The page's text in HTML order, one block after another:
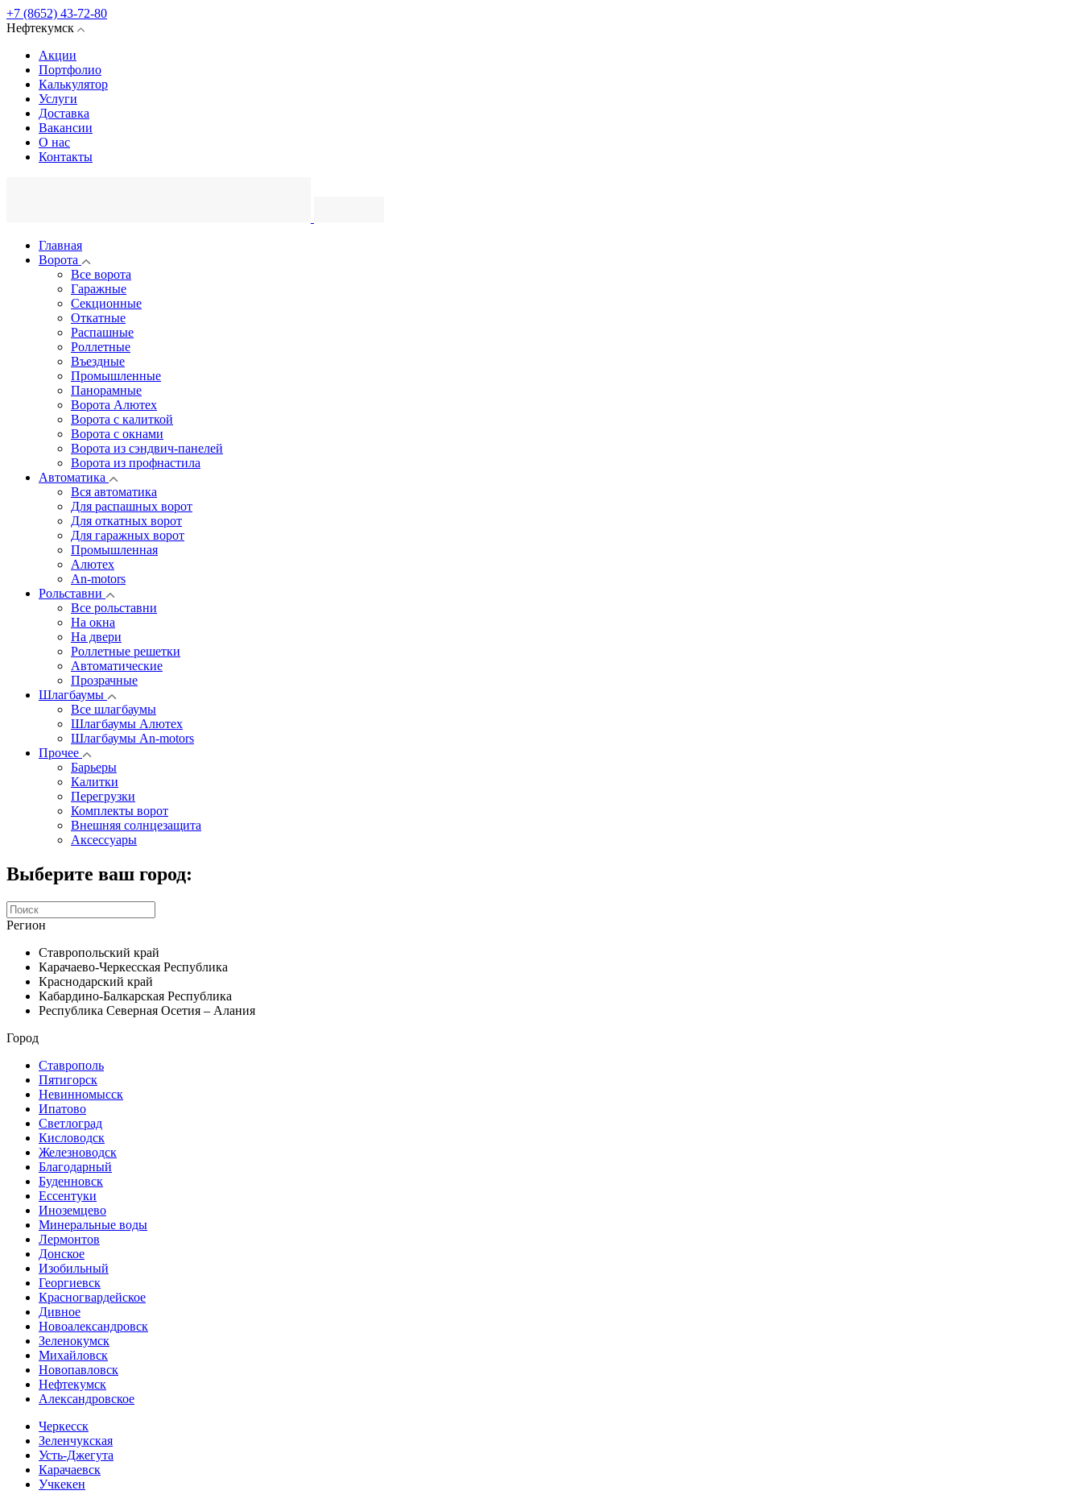
+7 (8652) 43-72-80
Нефтекумск
Акции
Портфолио
Калькулятор
Услуги
Доставка
Вакансии
О нас
Контакты
Главная
Ворота
Все ворота
Гаражные
Секционные
Откатные
Распашные
Роллетные
Въездные
Промышленные
Панорамные
Ворота Алютех
Ворота с калиткой
Ворота c окнами
Ворота из сэндвич-панелей
Ворота из профнастила
Автоматика
Вся автоматика
Для распашных ворот
Для откатных ворот
Для гаражных ворот
Промышленная
Алютех
An-motors
Рольставни
Все рольставни
На окна
На двери
Роллетные решетки
Автоматические
Прозрачные
Шлагбаумы
Все шлагбаумы
Шлагбаумы Алютех
Шлагбаумы An-motors
Прочее
Барьеры
Калитки
Перегрузки
Комплекты ворот
Внешняя солнцезащита
Аксессуары
Выберите ваш город:
Регион
Ставропольский край
Карачаево-Черкесская Республика
Краснодарский край
Кабардино-Балкарская Республика
Республика Северная Осетия – Алания
Город
Ставрополь
Пятигорск
Невинномысск
Ипатово
Светлоград
Кисловодск
Железноводск
Благодарный
Буденновск
Ессентуки
Иноземцево
Минеральные воды
Лермонтов
Донское
Изобильный
Георгиевск
Красногвардейское
Дивное
Новоалександровск
Зеленокумск
Михайловск
Новопавловск
Нефтекумск
Александровское
Черкесск
Зеленчукская
Усть-Джегута
Карачаевск
Учкекен